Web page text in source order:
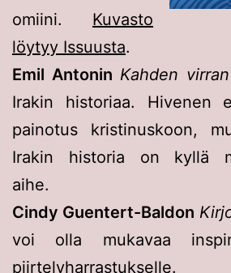
omiini. Kuvasto
löytyy Issuusta.
Emil Antonin Kahden
Irakin historiaa. Hivenen
painotus kristinuskoon,
Irakin historia on kyllä
aihe.
Cindy Guentert-Baldon
voi olla mukavaa
piirtelyharrastukselle.